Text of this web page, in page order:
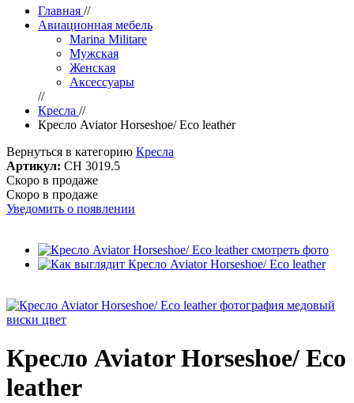
Главная //
Авиационная мебель
Marina Militare
Мужская
Женская
Аксессуары
//
Кресла //
Кресло Aviator Horseshoe/ Eco leather
Вернуться в категорию Кресла
Артикул: CH 3019.5
Скоро в продаже
Скоро в продаже
Уведомить о появлении
Кресло Aviator Horseshoe/ Eco
leather